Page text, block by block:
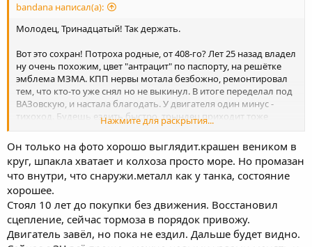
bandana написал(а):
Молодец, Тринадцатый! Так держать.
Вот это сохран! Потроха родные, от 408-го? Лет 25 назад владел
ну очень похожим, цвет "антрацит" по паспорту, на решётке
эмблема МЗМА. КПП нервы мотала безбожно, ремонтировал
тем, что кто-то уже снял но не выкинул. В итоге переделал под
ВАЗовскую, и настала благодать. У двигателя один минус -
тихоход. Будешь ездить быстро, трындец приходит тоже
быстро, из-за трёхопорного коленвала.
Нажмите для раскрытия...
Он только на фото хорошо выглядит.крашен веником в
круг, шпакла хватает и колхоза просто море. Но промазан
что внутри, что снаружи.металл как у танка, состояние
хорошее.
Стоял 10 лет до покупки без движения. Восстановил
сцепление, сейчас тормоза в порядок привожу.
Двигатель завёл, но пока не ездил. Дальше будет видно.